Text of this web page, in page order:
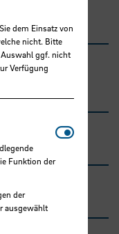
Forschung
dem Einsatz von
nicht. Bitte
ggf. nicht
Verfügung
Funktion der
der
ausgewählt